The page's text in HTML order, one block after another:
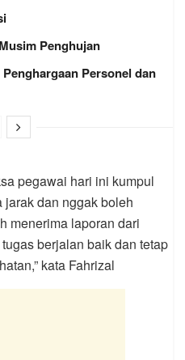
Penghujan
Personel dan
pegawai hari ini kumpul
jarak dan nggak boleh
menerima laporan dari
berjalan baik dan tetap
kata Fahrizal